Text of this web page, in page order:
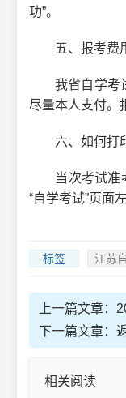
功”。
五、报考费
我省自学考试
尽量本人支付。
六、如何打
当次考试准考
“自学考试”页面
标签 江苏
上一篇文章：
下一篇文章：
相关阅读